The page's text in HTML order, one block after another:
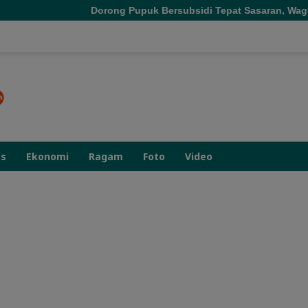
Dorong Pupuk Bersubsidi Tepat Sasaran, Wagub Malut
Ekonomi Ragam Foto Video